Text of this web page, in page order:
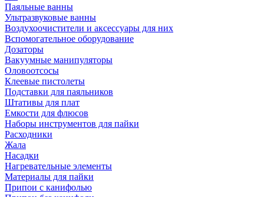
Паяльные ванны
Ультразвуковые ванны
Воздухоочистители и аксессуары для них
Вспомогательное оборудование
Дозаторы
Вакуумные манипуляторы
Оловоотсосы
Клеевые пистолеты
Подставки для паяльников
Штативы для плат
Емкости для флюсов
Наборы инструментов для пайки
Расходники
Жала
Насадки
Нагревательные элементы
Материалы для пайки
Припои с канифолью